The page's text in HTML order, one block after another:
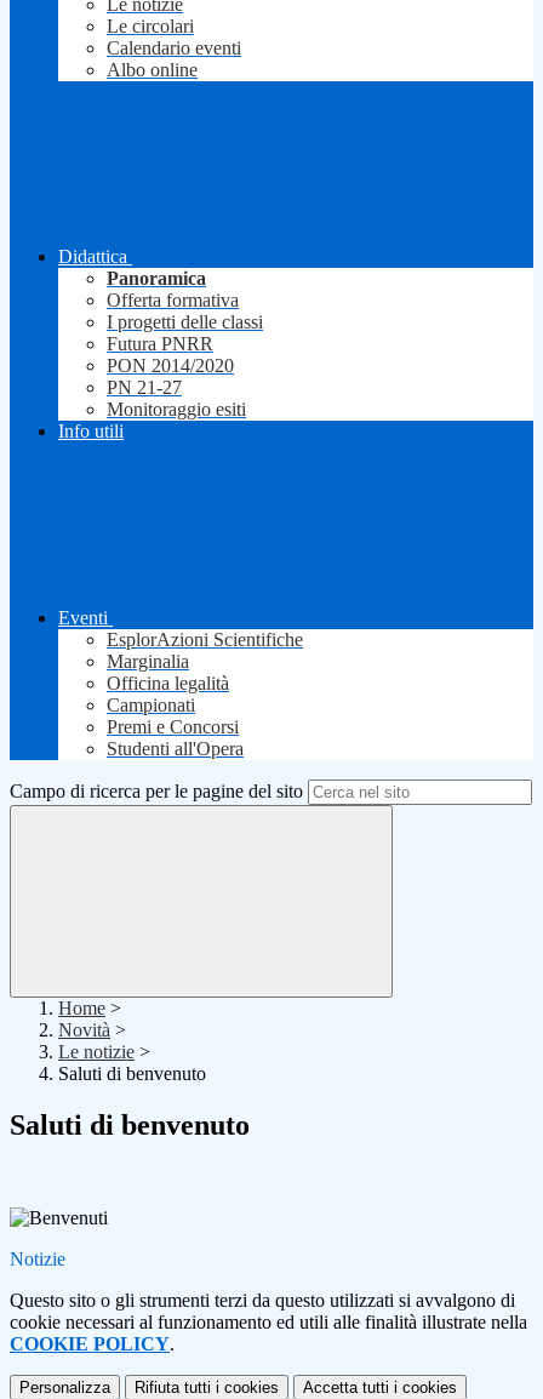
Le notizie
Le circolari
Calendario eventi
Albo online
Didattica
Panoramica
Offerta formativa
I progetti delle classi
Futura PNRR
PON 2014/2020
PN 21-27
Monitoraggio esiti
Info utili
Eventi
EsplorAzioni Scientifiche
Marginalia
Officina legalità
Campionati
Premi e Concorsi
Studenti all'Opera
Campo di ricerca per le pagine del sito
Home >
Novità >
Le notizie >
Saluti di benvenuto
Saluti di benvenuto
Notizie
Questo sito o gli strumenti terzi da questo utilizzati si avvalgono di
cookie necessari al funzionamento ed utili alle finalità illustrate nella
COOKIE POLICY.
Personalizza Rifiuta tutti i cookies Accetta tutti i cookies